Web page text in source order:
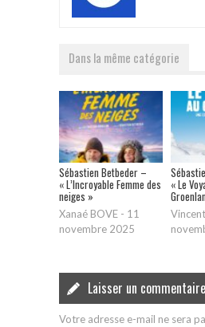
Dans la même catégorie
Sébastien Betbeder –
« L’Incroyable Femme des
neiges »
Xanaé BOVE - 11
novembre 2025
« Le
Laisser un commentaire
Votre adresse e-mail ne sera